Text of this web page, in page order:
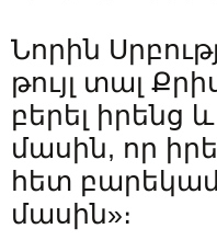
Նորին
թույլ տալ
բերել իրենց
մասին, որ
հետ
մասին»։